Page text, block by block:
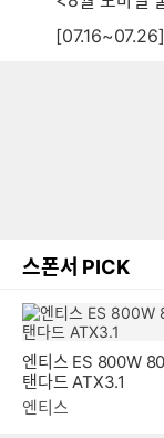
[07.16~07.26] 앱코
스폰서 PICK
엔티스 ES 800W
탠다드 ATX3.1
엔티스